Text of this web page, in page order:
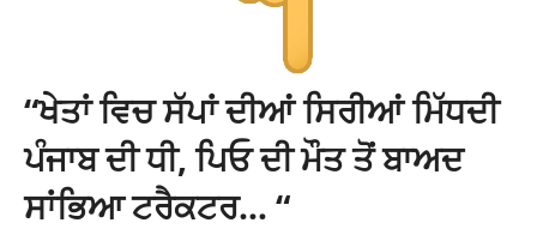
“ਖੇਤਾਂ ਵਿਚ ਸੱਪਾਂ ਦੀਆਂ ਸਿਰੀਆਂ ਮਿੱਧਦੀ
ਪੰਜਾਬ ਦੀ ਧੀ, ਪਿਓ ਦੀ ਮੌਤ ਤੋਂ ਬਾਅਦ
ਸਾਂਭਿਆ ਟਰੈਕਟਰ… “